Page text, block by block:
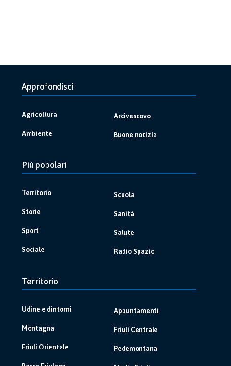
Approfondisci
Agricoltura
Ambiente
Arcivescovo
Buone notizie
Più popolari
Territorio
Storie
Sport
Sociale
Scuola
Sanità
Salute
Radio Spazio
Territorio
Udine e dintorni
Montagna
Friuli Orientale
Appuntamenti
Friuli Centrale
Pedemontana